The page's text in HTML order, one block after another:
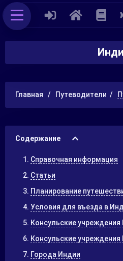
Главная Путеводители
Содержание
Справочная информация
Статьи
Планирование
Условия для въезда в
Консульские
Консульские
Города Индии